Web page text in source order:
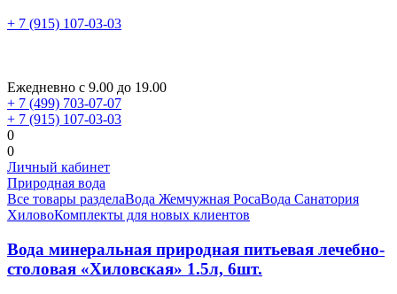
+ 7 (915) 107-03-03
Ежедневно с 9.00 до 19.00
+ 7 (499) 703-07-07
+ 7 (915) 107-03-03
0
0
Личный кабинет
Природная вода
Все товары разделаВода Жемчужная РосаВода Санатория
ХиловоКомплекты для новых клиентов
Вода минеральная природная питьевая лечебно-
столовая «Хиловская» 1.5л, 6шт.